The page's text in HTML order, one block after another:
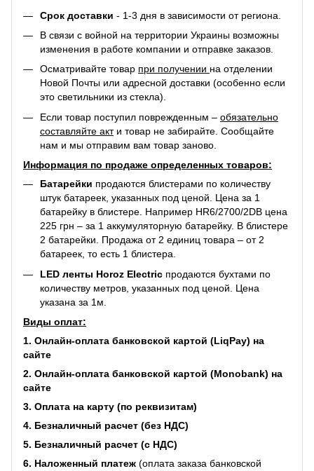
Срок доставки - 1-3 дня в зависимости от региона.
В связи с войной на территории Украины возможны
изменения в работе компании и отправке заказов.
Осматривайте товар при получении на отделении
Новой Почты или адресной доставки (особенно если
это светильники из стекла).
Если товар поступил поврежденным – обязательно
составляйте акти товар не забирайте. Сообщайте
нам и мы отправим вам товар заново.
Информация по продаже определенных товаров:
Батарейки продаются блистерами по количеству
штук батареек, указанных под ценой. Цена за 1
батарейку в блистере. Например HR6/2700/2DB цена
225 грн – за 1 аккумуляторную батарейку. В блистере
2 батарейки. Продажа от 2 единиц товара – от 2
батареек, то есть 1 блистера.
LED ленты Horoz Electric продаются бухтами по
количеству метров, указанных под ценой. Цена
указана за 1м.
Виды оплат:
1. Онлайн-оплата банковской картой (LiqPay) на
сайте
2. Онлайн-оплата банковской картой (Monobank) на
сайте
3. Оплата на карту (по реквизитам)
4. Безналичный расчет (без НДС)
5. Безналичный расчет (с НДС)
6. Наложенный платеж (оплата заказа банковской